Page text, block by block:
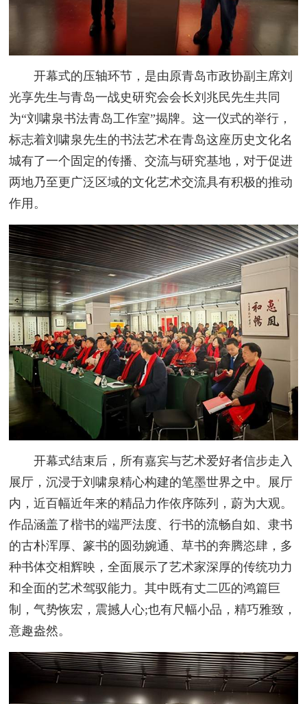
开幕式的压轴环节，是由原青岛市政协副主席刘
光享先生与青岛一战史研究会会长刘兆民先生共同
为“刘啸泉书法青岛工作室”揭牌。这一仪式的举行，
标志着刘啸泉先生的书法艺术在青岛这座历史文化名
城有了一个固定的传播、交流与研究基地，对于促进
两地乃至更广泛区域的文化艺术交流具有积极的推动
作用。
开幕式结束后，所有嘉宾与艺术爱好者信步走入
展厅，沉浸于刘啸泉精心构建的笔墨世界之中。展厅
内，近百幅近年来的精品力作依序陈列，蔚为大观。
作品涵盖了楷书的端严法度、行书的流畅自如、隶书
的古朴浑厚、篆书的圆劲婉通、草书的奔腾恣肆，多
种书体交相辉映，全面展示了艺术家深厚的传统功力
和全面的艺术驾驭能力。其中既有丈二匹的鸿篇巨
制，气势恢宏，震撼人心;也有尺幅小品，精巧雅致，
意趣盎然。